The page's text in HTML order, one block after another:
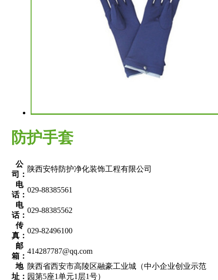
防护手套
公
司：
陕西安特防护净化装饰工程有限公司
电
话：
029-88385561
电
话：
029-88385562
传
真：
029-82496100
邮
箱：
414287787@qq.com
地
址：
陕西省西安市高陵区融豪工业城（中小企业创业示范
园第5座1单元1层1号）